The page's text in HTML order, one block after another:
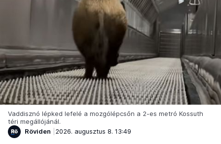
Vaddisznó lépked lefelé a mozgólépcsőn a 2-es metró Kossuth
téri megállójánál.
Röviden
2026. augusztus 8. 13:49